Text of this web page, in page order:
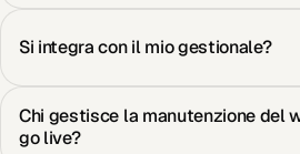
Si integra con il mio gestionale?
Chi gestisce la manutenzione del
go live?